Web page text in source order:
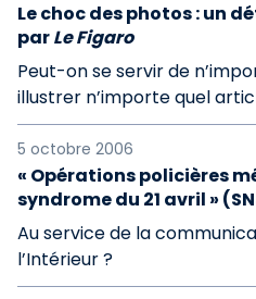
Le choc des photos : un
parLe Figaro
Peut-on se servir de
illustrer n’importe quel
5 octobre 2006
« Opérations policières
syndrome du 21 avril »
Au service de la
l’Intérieur ?